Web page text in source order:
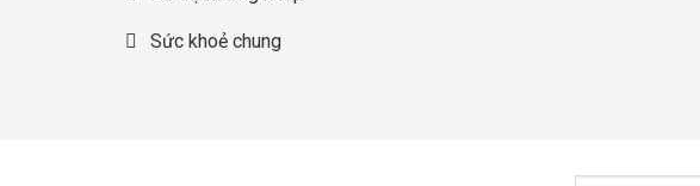
Sức khoẻ chung